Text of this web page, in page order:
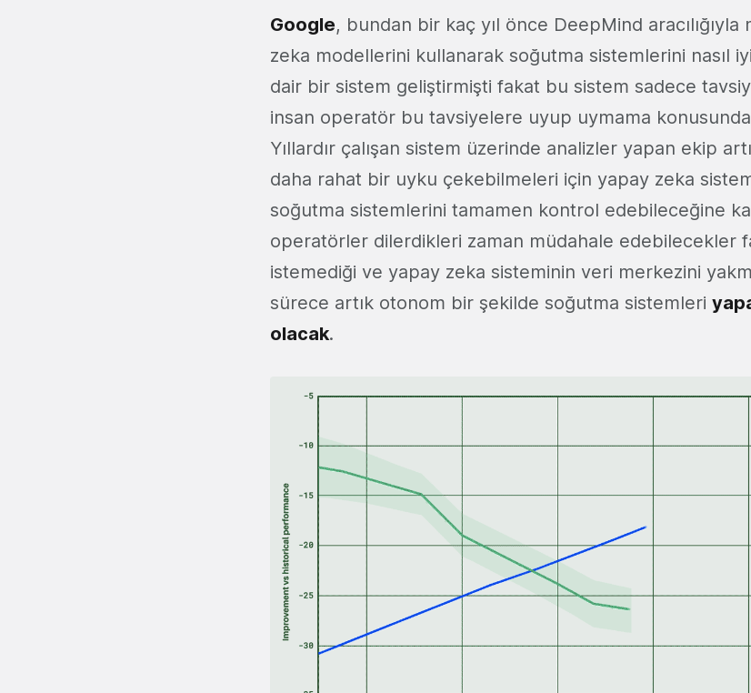
Google, bundan bir kaç yıl önce DeepMind
zeka modellerini kullanarak soğutma sistemlerini nasıl
dair bir sistem geliştirmişti fakat bu sistem sadece
insan operatör bu tavsiyelere uyup uymama
Yıllardır çalışan sistem üzerinde analizler yapan ekip
daha rahat bir uyku çekebilmeleri için yapay zeka
soğutma sistemlerini tamamen kontrol edebileceğine
operatörler dilerdikleri zaman müdahale edebilecekler
istemediği ve yapay zeka sisteminin veri merkezini
sürece artık otonom bir şekilde soğutma sistemleri
olacak.